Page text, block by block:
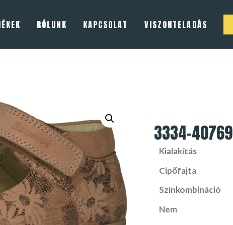
RÓLUNK KAPCSOLAT VISZONTELADÁS
3334-40769
Kialakítás
Cipőfajta
Színkombináció
Nem